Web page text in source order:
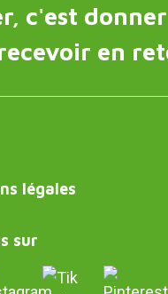
c'est
en
légales
sur